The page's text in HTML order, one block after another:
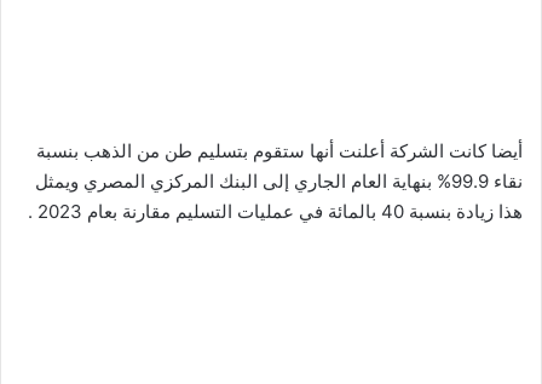
أيضا كانت الشركة أعلنت أنها ستقوم بتسليم طن من الذهب بنسبة
نقاء 99.9% بنهاية العام الجاري إلى البنك المركزي المصري ويمثل
هذا زيادة بنسبة 40 بالمائة في عمليات التسليم مقارنة بعام 2023 .